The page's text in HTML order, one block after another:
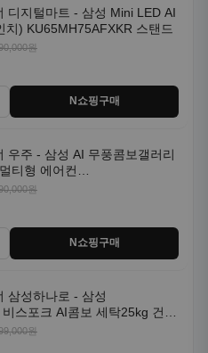
디지털마트 - 삼성 Mini LED AI
치) KU65MH75AFXKR 스탠드
원
N쇼핑구매
우주 - 삼성 AI 무풍콤보갤러리
티형 에어컨
기본설치포함
원
N쇼핑구매
삼성하나로 - 삼성
스포크 AI콤보 세탁25kg 건조
1등급
원